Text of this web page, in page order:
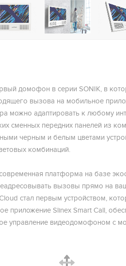
домофон в серии SONIK, в
вызова на мобильное
можно адаптировать к любому
сменных передних панелей из
черным и белым цветами
комбинаций.
платформа на базе
вызовы прямо на
стал первым устройством,
приложение Slinex Smart Call,
управление видеодомофоном с